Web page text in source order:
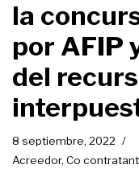
la
por AFIP
del
8 septiembre, 2022
Acreedor, Co